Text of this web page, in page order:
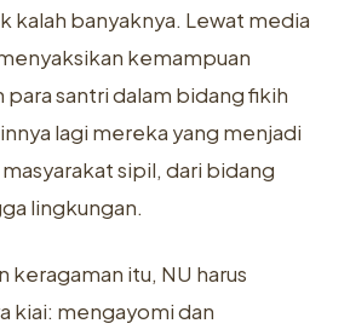
kalah banyaknya. Lewat media
kemampuan
santri dalam bidang fikih
lagi mereka yang menjadi
sipil, dari bidang
lingkungan.
keragaman itu, NU harus
kiai: mengayomi dan